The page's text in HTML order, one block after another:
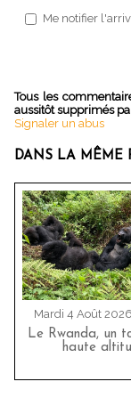
Me notifier
Tous les
aussitôt supprimés
Signaler un abus
DANS LA MÊME
Mardi 4 Août
Le Rwanda, un
haute